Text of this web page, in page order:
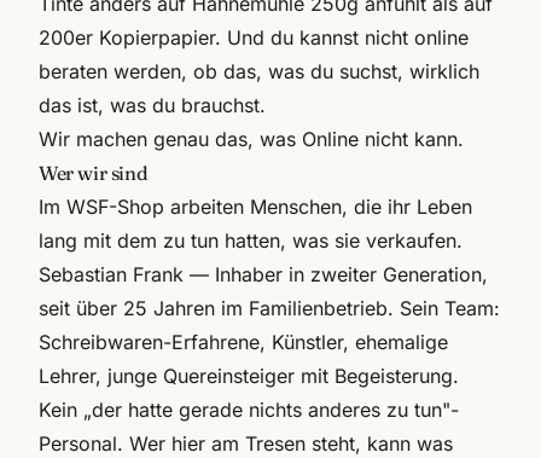
200er Kopierpapier. Und du kannst nicht online
beraten werden, ob das, was du suchst, wirklich
das ist, was du brauchst.
Wir machen genau das, was Online nicht kann.
Wer wir sind
Im WSF-Shop arbeiten Menschen, die ihr Leben
lang mit dem zu tun hatten, was sie verkaufen.
Sebastian Frank — Inhaber in zweiter Generation,
seit über 25 Jahren im Familienbetrieb. Sein Team:
Schreibwaren-Erfahrene, Künstler, ehemalige
Lehrer, junge Quereinsteiger mit Begeisterung.
Kein „der hatte gerade nichts anderes zu tun"-
Personal. Wer hier am Tresen steht, kann was